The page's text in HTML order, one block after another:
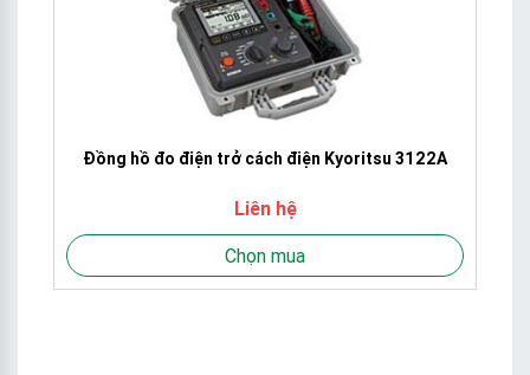
Đồng hồ đo điện trở cách điện Kyoritsu 3122A
Liên hệ
Chọn mua